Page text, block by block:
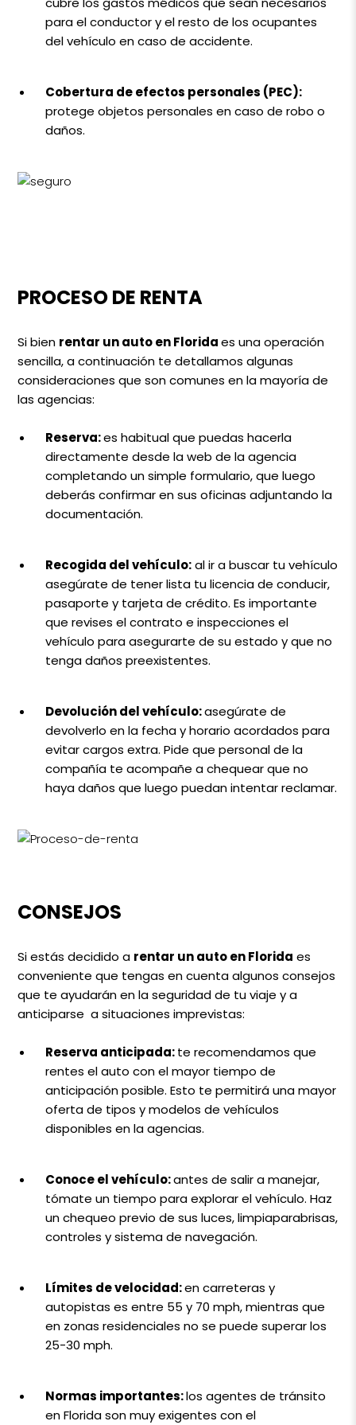
para el conductor y el resto de los ocupantes
del vehículo en caso de accidente.
Cobertura de efectos personales (PEC):
protege objetos personales en caso de robo o
daños.
PROCESO DE RENTA
Si bien rentar un auto en Floridaes una operación
sencilla, a continuación te detallamos algunas
consideraciones que son comunes en la mayoría de
las agencias:
Reserva:es habitual que puedas hacerla
directamente desde la web de la agencia
completando un simple formulario, que luego
deberás confirmar en sus oficinas adjuntando la
documentación.
Recogida del vehículo:al ir a buscar tu vehículo
asegúrate de tener lista tu licencia de conducir,
pasaporte y tarjeta de crédito. Es importante
que revises el contrato e inspecciones el
vehículo para asegurarte de su estado y que no
tenga daños preexistentes.
Devolución del vehículo:asegúrate de
devolverlo en la fecha y horario acordados para
evitar cargos extra. Pide que personal de la
compañía te acompañe a chequear que no
haya daños que luego puedan intentar reclamar.
CONSEJOS
Si estás decidido a rentar un auto en Florida es
conveniente que tengas en cuenta algunos consejos
que te ayudarán en la seguridad de tu viaje y a
anticiparse a situaciones imprevistas:
Reserva anticipada:te recomendamos que
rentes el auto con el mayor tiempo de
anticipación posible. Esto te permitirá una mayor
oferta de tipos y modelos de vehículos
disponibles en la agencias.
Conoce el vehículo:antes de salir a manejar,
tómate un tiempo para explorar el vehículo. Haz
un chequeo previo de sus luces, limpiaparabrisas,
controles y sistema de navegación.
Límites de velocidad:en carreteras y
autopistas es entre 55 y 70 mph, mientras que
en zonas residenciales no se puede superar los
25-30 mph.
Normas importantes:los agentes de tránsito
en Florida son muy exigentes con el